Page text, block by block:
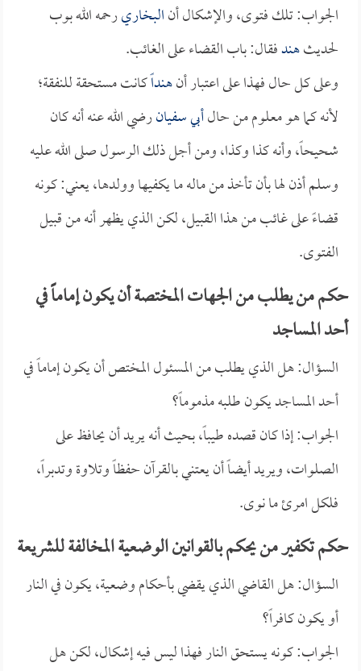
الجواب: تلك فتوى، والإشكال أنالبخاريرحمه الله بوب
لحديثهندفقال: باب القضاء على الغائب.
وعلى كل حال فهذا على اعتبار أنهنداًكانت مستحقة للنفقة؛
لأنه كما هو معلوم من حالأبي سفيانرضي الله عنه أنه كان
شحيحاً، وأنه كذا وكذا، ومن أجل ذلك الرسول صلى الله عليه
وسلم أذن لها بأن تأخذ من ماله ما يكفيها وولدها، يعني: كونه
قضاءً على غائب من هذا القبيل، لكن الذي يظهر أنه من قبيل
الفتوى.
حكم من يطلب من الجهات المختصة أن يكون إماماً في
أحد المساجد
السؤال: هل الذي يطلب من المسئول المختص أن يكون إماماً في
أحد المساجد يكون طلبه مذموماً؟
الجواب: إذا كان قصده طيباً، بحيث أنه يريد أن يحافظ على
الصلوات، ويريد أيضاً أن يعتني بالقرآن حفظاً وتلاوة وتدبراً،
فلكل امرئ ما نوى.
حكم تكفير من يحكم بالقوانين الوضعية المخالفة للشريعة
السؤال: هل القاضي الذي يقضي بأحكام وضعية، يكون في النار
أو يكون كافراً؟
الجواب: كونه يستحق النار فهذا ليس فيه إشكال، لكن هل